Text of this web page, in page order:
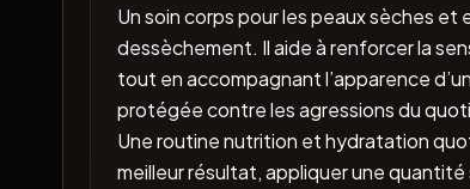
Un soin corps pour les peaux sèches
dessèchement. Il aide à renforcer la
tout en accompagnant l’apparence
protégée contre les agressions du
Une routine nutrition et hydratation
meilleur résultat, appliquer une